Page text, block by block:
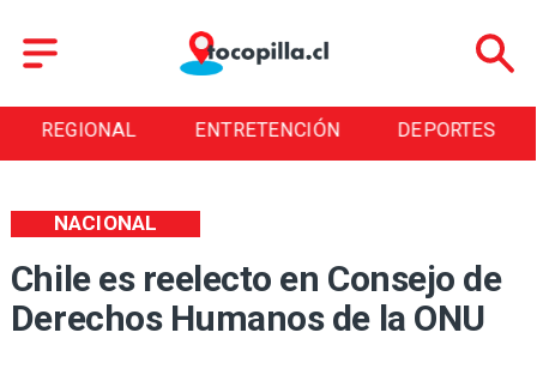
REGIONAL ENTRETENCIÓN DEPORTES
Chile es reelecto en Consejo de
Derechos Humanos de la ONU
NACIONAL